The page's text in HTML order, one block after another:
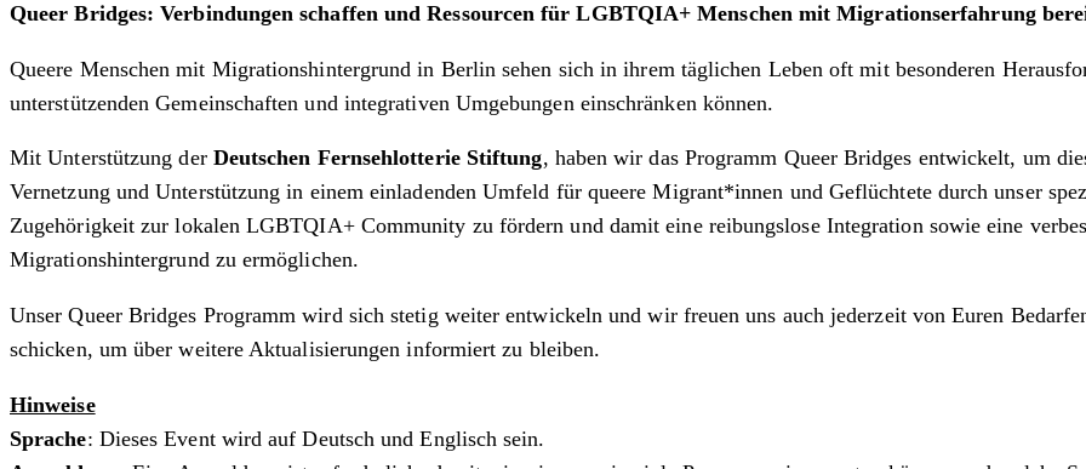
Queer Bridges: Verbindungen schaffen und Ressourcen für LGBTQIA+ Menschen mit Migrationserfahrung
Queere Menschen mit Migrationshintergrund in Berlin sehen sich in ihrem täglichen Leben oft mit besonderen
unterstützenden Gemeinschaften und integrativen Umgebungen einschränken können.
Mit Unterstützung der Deutschen Fernsehlotterie Stiftung, haben wir das Programm Queer Bridges entwickelt, um
Vernetzung und Unterstützung in einem einladenden Umfeld für queere Migrant*innen und Geflüchtete durch unser
Zugehörigkeit zur lokalen LGBTQIA+ Community zu fördern und damit eine reibungslose Integration sowie eine
Migrationshintergrund zu ermöglichen.
Unser Queer Bridges Programm wird sich stetig weiter entwickeln und wir freuen uns auch jederzeit von Euren
schicken, um über weitere Aktualisierungen informiert zu bleiben.
Hinweise
Sprache: Dieses Event wird auf Deutsch und Englisch sein.